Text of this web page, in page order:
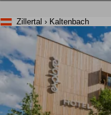
Zillertal › Kaltenbach